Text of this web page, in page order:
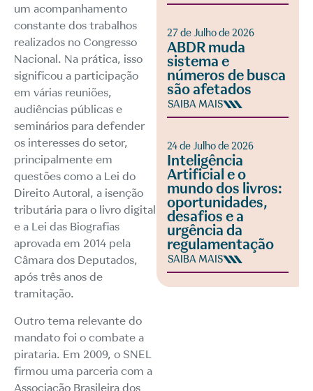
um acompanhamento
constante dos trabalhos
realizados no Congresso
Nacional. Na prática, isso
significou a participação
em várias reuniões,
audiências públicas e
seminários para defender
os interesses do setor,
principalmente em
questões como a Lei do
Direito Autoral , a isenção
tributária para o livro digital
e a Lei das Biografias
aprovada em 2014 pela
Câmara dos Deputados,
após três anos de
tramitação.
Outro tema relevante do
mandato foi o combate a
pirataria. Em 2009, o SNEL
firmou uma parceria com a
Associação Brasileira dos
27 de Julho de 2026
ABDR muda
sistema e
números de busca
são afetados
SAIBA MAIS
24 de Julho de 2026
Inteligência
Artificial e o
mundo dos livros:
oportunidades,
desafios e a
urgência da
regulamentação
SAIBA MAIS